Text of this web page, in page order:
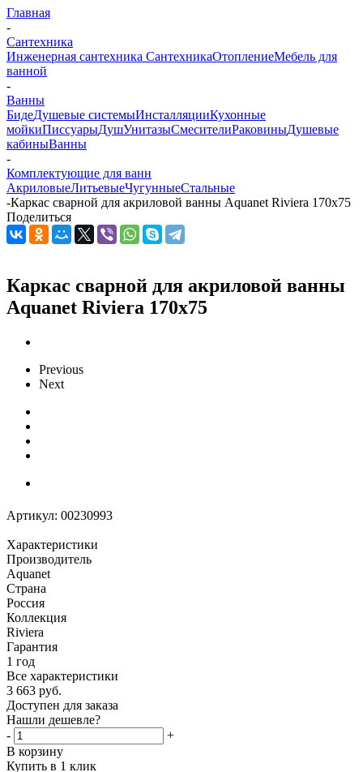
Главная
-
Сантехника
Инженерная сантехника СантехникаОтоплениеМебель для
ванной
-
Ванны
БидеДушевые системыИнсталляцииКухонные
мойкиПиссуарыДушУнитазыСмесителиРаковиныДушевые
кабиныВанны
-
Комплектующие для ванн
АкриловыеЛитьевыеЧугунныеСтальные
-Каркас сварной для акриловой ванны Aquanet Riviera 170x75
Поделиться
Каркас сварной для акриловой ванны
Aquanet Riviera 170x75
Previous
Next
Артикул: 00230993
Характеристики
Производитель
Aquanet
Страна
Россия
Коллекция
Riviera
Гарантия
1 год
Все характеристики
3 663 руб.
Доступен для заказа
Нашли дешевле?
-
+
В корзину
Купить в 1 клик